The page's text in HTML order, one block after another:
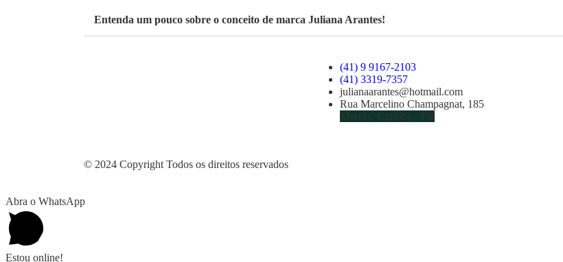
Entenda um pouco sobre o conceito de marca Juliana Arantes!
(41) 9 9167-2103
(41) 3319-7357
julianaarantes@hotmail.com
Rua Marcelino Champagnat, 185
Mercês, Curitiba - PR
© 2024 Copyright Todos os direitos reservados
Abra o WhatsApp
Estou online!